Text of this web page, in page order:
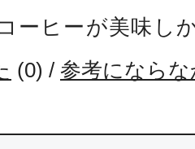
ーヒーが美味し
(0) / 参考になら